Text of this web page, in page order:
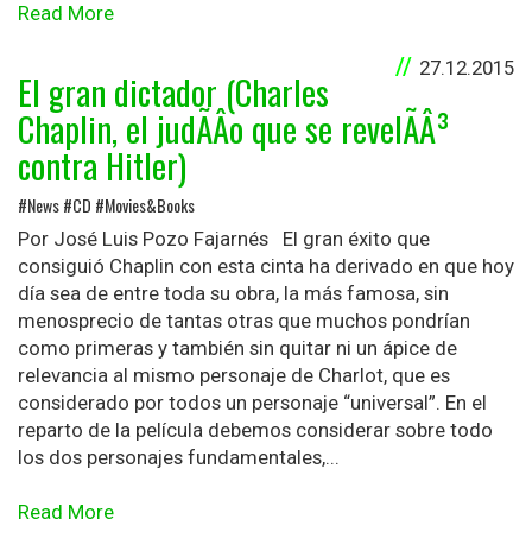
Read More
27.12.2015
El gran dictador (Charles
Chaplin, el judÃÂ­o que se revelÃÂ³
contra Hitler)
#News #CD #Movies&Books
Por José Luis Pozo Fajarnés El gran éxito que
consiguió Chaplin con esta cinta ha derivado en que hoy
día sea de entre toda su obra, la más famosa, sin
menosprecio de tantas otras que muchos pondrían
como primeras y también sin quitar ni un ápice de
relevancia al mismo personaje de Charlot, que es
considerado por todos un personaje “universal”. En el
reparto de la película debemos considerar sobre todo
los dos personajes fundamentales,...
Read More